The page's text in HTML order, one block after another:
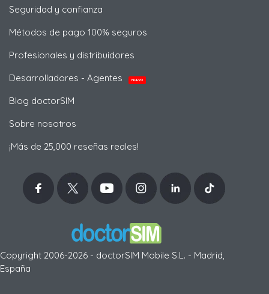
Seguridad y confianza
Métodos de pago 100% seguros
Profesionales y distribuidores
Desarrolladores - Agentes
NUEVO
Blog doctorSIM
Sobre nosotros
¡Más de 25,000 reseñas reales!
Copyright 2006-2026 - doctorSIM Mobile S.L. - Madrid,
España